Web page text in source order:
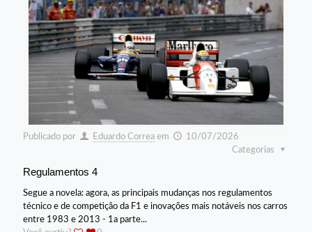
Publicado por Eduardo Correa em
10/07/2026
Categorias
Regulamentos 4
Segue a novela: agora, as principais mudanças nos regulamentos
técnico e de competição da F1 e inovações mais notáveis nos carros
entre 1983 e 2013 - 1a parte...